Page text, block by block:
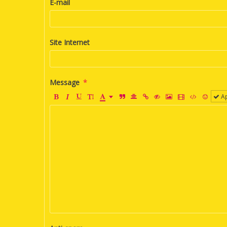
E-mail
Site Internet
Message